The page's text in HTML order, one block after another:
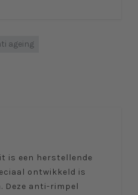
ageing
is een herstellende
ontwikkeld is
Deze anti-rimpel